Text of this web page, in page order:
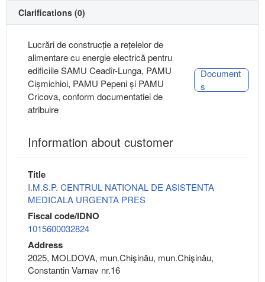
Clarifications (0)
Lucrări de construcție a rețelelor de
alimentare cu energie electrică pentru
edificiile SAMU Ceadîr-Lunga, PAMU
Cișmichioi, PAMU Pepeni și PAMU
Cricova, conform documentatiei de
atribuire
Document
s
Information about customer
Title
I.M.S.P. CENTRUL NATIONAL DE ASISTENTA
MEDICALA URGENTA PRES
Fiscal code/IDNO
1015600032824
Address
2025, MOLDOVA, mun.Chişinău, mun.Chişinău,
Constantin Varnav nr.16